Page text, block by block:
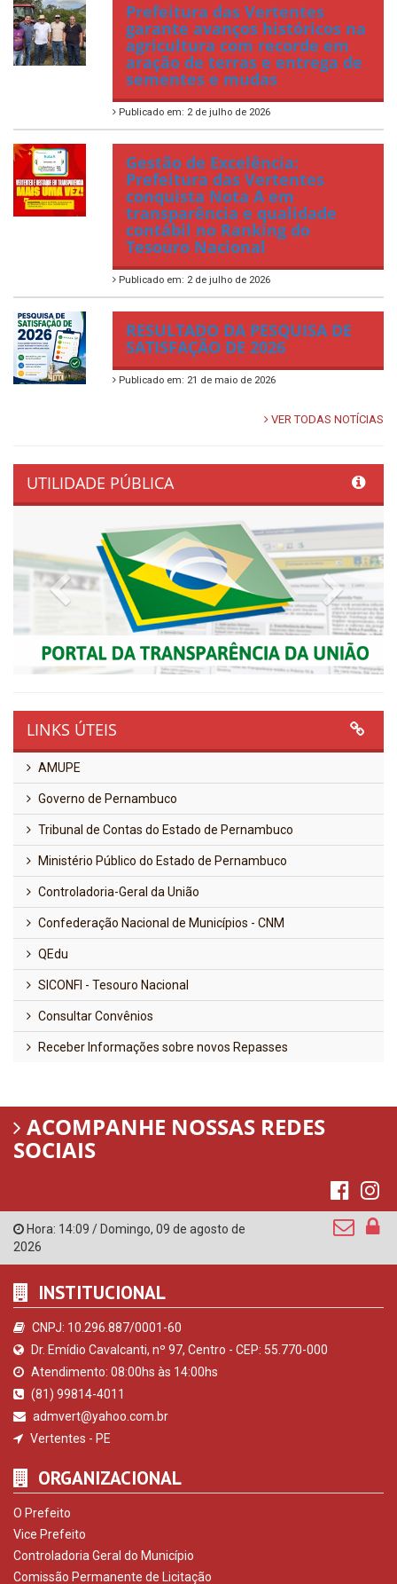
Prefeitura das Vertentes
garante avanços históricos na
agricultura com recorde em
aração de terras e entrega de
sementes e mudas
Publicado em: 2 de julho de 2026
Gestão de Excelência:
Prefeitura das Vertentes
conquista Nota A em
transparência e qualidade
contábil no Ranking do
Tesouro Nacional
Publicado em: 2 de julho de 2026
RESULTADO DA PESQUISA DE
SATISFAÇÃO DE 2026
Publicado em: 21 de maio de 2026
VER TODAS NOTÍCIAS
UTILIDADE PÚBLICA
Previous Next
LINKS ÚTEIS
AMUPE
Governo de Pernambuco
Tribunal de Contas do Estado de Pernambuco
Ministério Público do Estado de Pernambuco
Controladoria-Geral da União
Confederação Nacional de Municípios - CNM
QEdu
SICONFI - Tesouro Nacional
Consultar Convênios
Receber Informações sobre novos Repasses
ACOMPANHE NOSSAS REDES
SOCIAIS
Hora: 14:09 / Domingo, 09 de agosto de
2026
INSTITUCIONAL
CNPJ: 10.296.887/0001-60
Dr. Emídio Cavalcanti, nº 97, Centro - CEP: 55.770-000
Atendimento: 08:00hs às 14:00hs
(81) 99814-4011
admvert@yahoo.com.br
Vertentes - PE
ORGANIZACIONAL
O Prefeito
Vice Prefeito
Controladoria Geral do Município
Comissão Permanente de Licitação